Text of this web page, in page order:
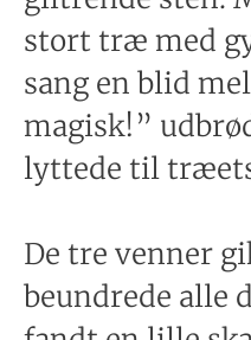
stort træ med
sang en blid
magisk!”
lyttede til
De tre venner
beundrede alle